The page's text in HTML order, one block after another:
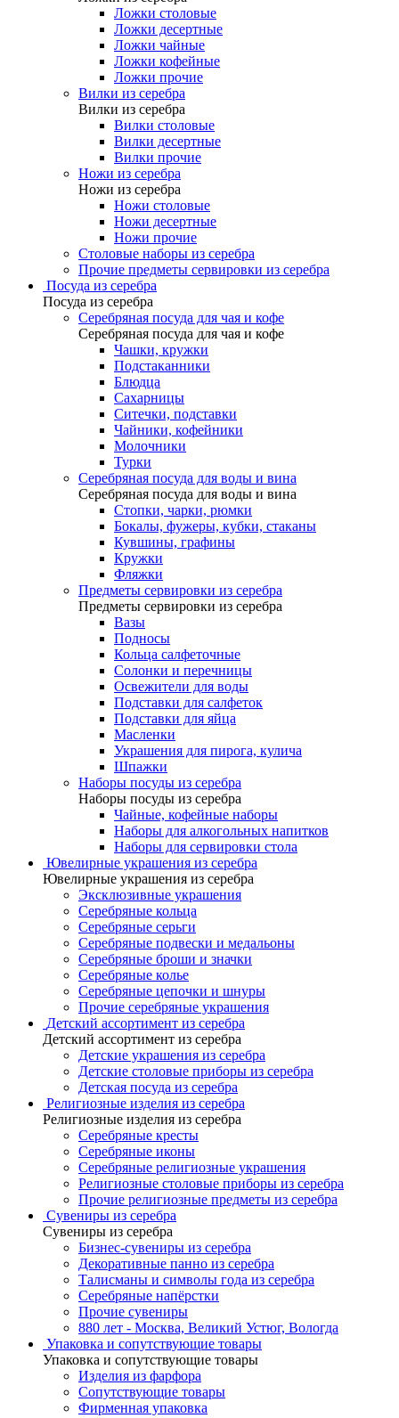
Ложки столовые
Ложки десертные
Ложки чайные
Ложки кофейные
Ложки прочие
Вилки из серебра
Вилки из серебра
Вилки столовые
Вилки десертные
Вилки прочие
Ножи из серебра
Ножи из серебра
Ножи столовые
Ножи десертные
Ножи прочие
Столовые наборы из серебра
Прочие предметы сервировки из серебра
Посуда из серебра
Посуда из серебра
Серебряная посуда для чая и кофе
Серебряная посуда для чая и кофе
Чашки, кружки
Подстаканники
Блюдца
Сахарницы
Ситечки, подставки
Чайники, кофейники
Молочники
Турки
Серебряная посуда для воды и вина
Серебряная посуда для воды и вина
Стопки, чарки, рюмки
Бокалы, фужеры, кубки, стаканы
Кувшины, графины
Кружки
Фляжки
Предметы сервировки из серебра
Предметы сервировки из серебра
Вазы
Подносы
Кольца салфеточные
Солонки и перечницы
Освежители для воды
Подставки для салфеток
Подставки для яйца
Масленки
Украшения для пирога, кулича
Шпажки
Наборы посуды из серебра
Наборы посуды из серебра
Чайные, кофейные наборы
Наборы для алкогольных напитков
Наборы для сервировки стола
Ювелирные украшения из серебра
Ювелирные украшения из серебра
Эксклюзивные украшения
Серебряные кольца
Серебряные серьги
Серебряные подвески и медальоны
Серебряные броши и значки
Серебряные колье
Серебряные цепочки и шнуры
Прочие серебряные украшения
Детский ассортимент из серебра
Детский ассортимент из серебра
Детские украшения из серебра
Детские столовые приборы из серебра
Детская посуда из серебра
Религиозные изделия из серебра
Религиозные изделия из серебра
Серебряные кресты
Серебряные иконы
Серебряные религиозные украшения
Религиозные столовые приборы из серебра
Прочие религиозные предметы из серебра
Сувениры из серебра
Сувениры из серебра
Бизнес-сувениры из серебра
Декоративные панно из серебра
Талисманы и символы года из серебра
Серебряные напёрстки
Прочие сувениры
880 лет - Москва, Великий Устюг, Вологда
Упаковка и сопутствующие товары
Упаковка и сопутствующие товары
Изделия из фарфора
Сопутствующие товары
Фирменная упаковка